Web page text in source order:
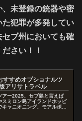
未登録の銃器や密
犯罪が多発してい
セブ州においても確
さい！！
すすめオプショナルツ
アリサトラベル
アー2025、セブ島と言えば
スミロン島アイランドホッピ
ャニオニング、モアルボア
光...